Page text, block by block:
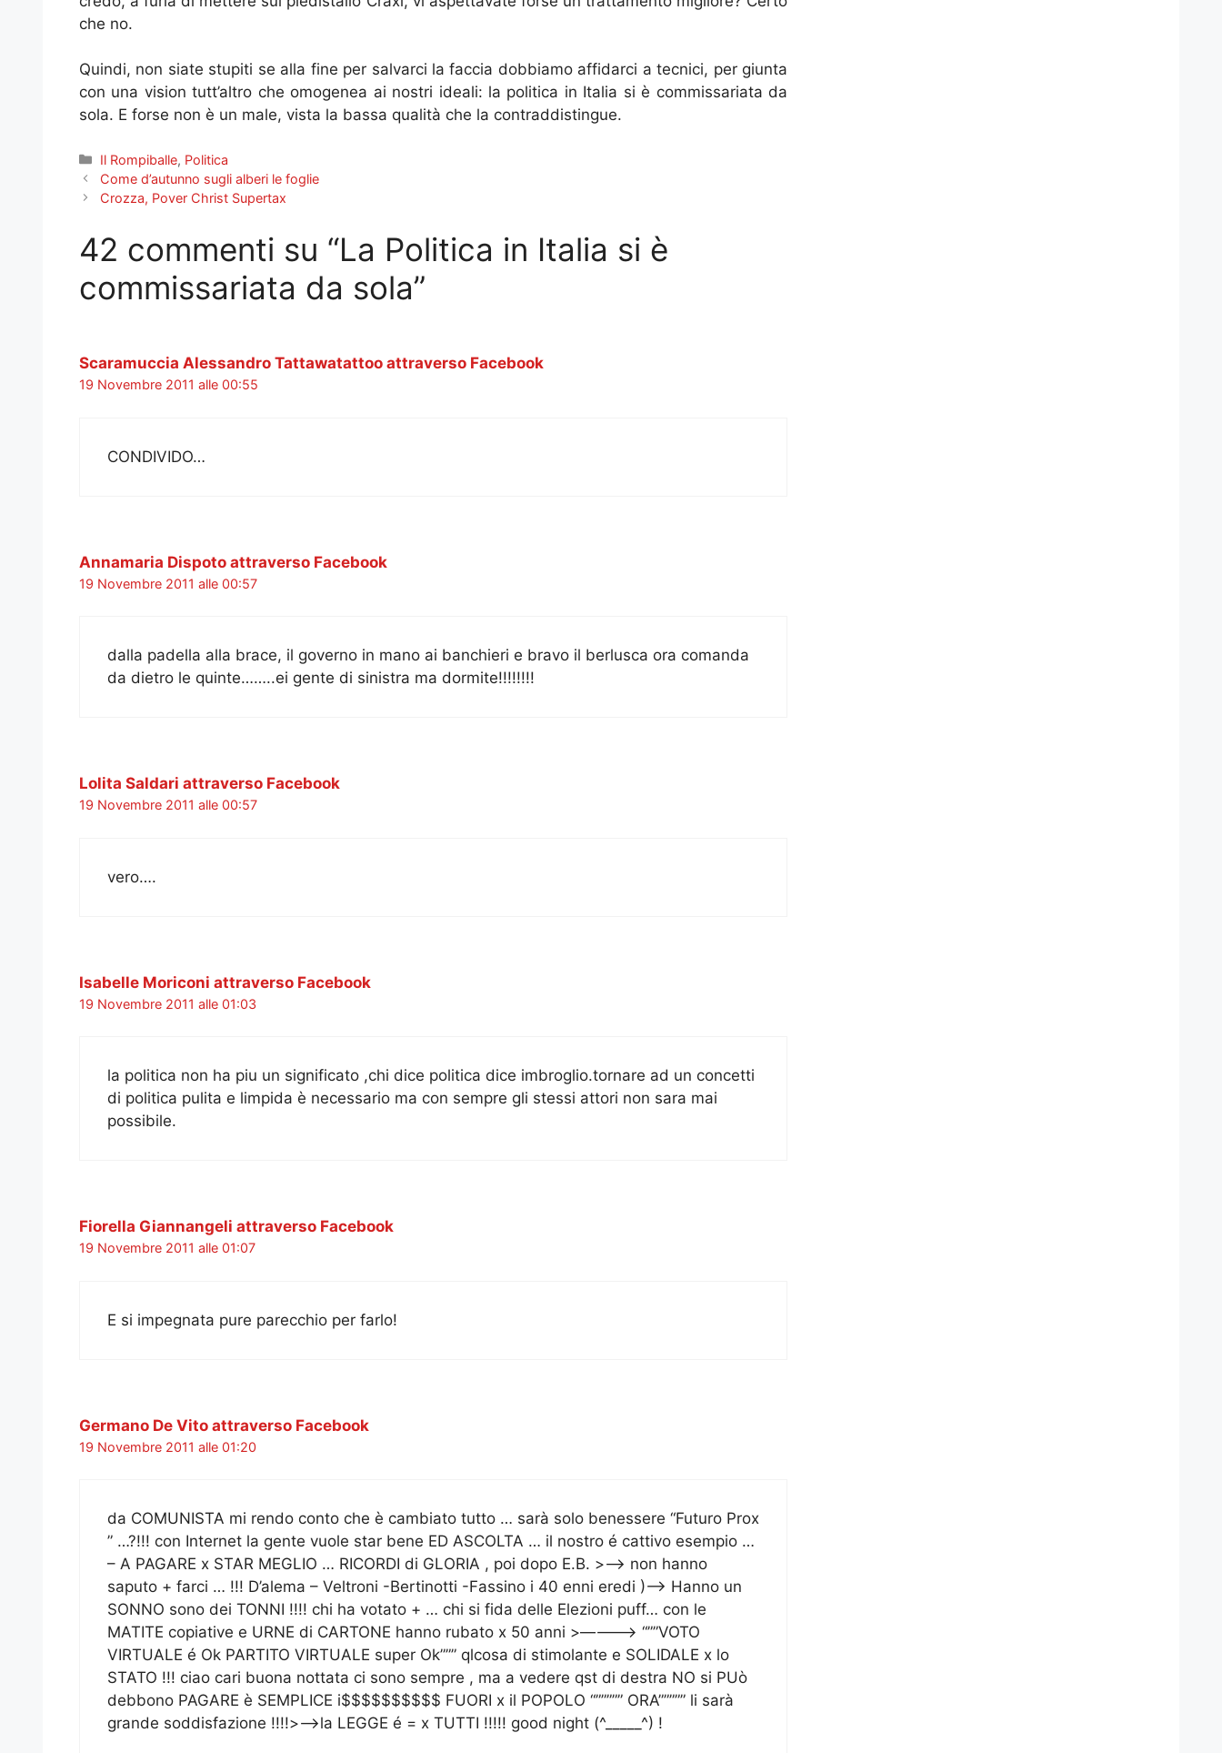
che no.
Quindi, non siate stupiti se alla fine per salvarci la faccia dobbiamo affidarci a tecnici, per giunta
con una vision tutt’altro che omogenea ai nostri ideali: la politica in Italia si è commissariata da
sola. E forse non è un male, vista la bassa qualità che la contraddistingue.
Categorie
Il Rompiballe, Politica
Come d’autunno sugli alberi le foglie
Crozza, Pover Christ Supertax
42 commenti su “La Politica in Italia si è
commissariata da sola”
Scaramuccia Alessandro Tattawatattoo attraverso Facebook
19 Novembre 2011 alle 00:55
CONDIVIDO…
Annamaria Dispoto attraverso Facebook
19 Novembre 2011 alle 00:57
dalla padella alla brace, il governo in mano ai banchieri e bravo il berlusca ora comanda
da dietro le quinte……..ei gente di sinistra ma dormite!!!!!!!!
Lolita Saldari attraverso Facebook
19 Novembre 2011 alle 00:57
vero….
Isabelle Moriconi attraverso Facebook
19 Novembre 2011 alle 01:03
la politica non ha piu un significato ,chi dice politica dice imbroglio.tornare ad un concetti
di politica pulita e limpida è necessario ma con sempre gli stessi attori non sara mai
possibile.
Fiorella Giannangeli attraverso Facebook
19 Novembre 2011 alle 01:07
E si impegnata pure parecchio per farlo!
Germano De Vito attraverso Facebook
19 Novembre 2011 alle 01:20
da COMUNISTA mi rendo conto che è cambiato tutto … sarà solo benessere “Futuro Prox
” …?!!! con Internet la gente vuole star bene ED ASCOLTA … il nostro é cattivo esempio …
– A PAGARE x STAR MEGLIO … RICORDI di GLORIA , poi dopo E.B. >—-> non hanno
saputo + farci … !!! D’alema – Veltroni -Bertinotti -Fassino i 40 enni eredi )—-> Hanno un
SONNO sono dei TONNI !!!! chi ha votato + … chi si fida delle Elezioni puff… con le
MATITE copiative e URNE di CARTONE hanno rubato x 50 anni >———-> “””VOTO
VIRTUALE é Ok PARTITO VIRTUALE super Ok””” qlcosa di stimolante e SOLIDALE x lo
STATO !!! ciao cari buona nottata ci sono sempre , ma a vedere qst di destra NO si PUò
debbono PAGARE è SEMPLICE i$$$$$$$$$$ FUORI x il POPOLO “””””” ORA””””” li sarà
grande soddisfazione !!!!>—>la LEGGE é = x TUTTI !!!!! good night (^_____^) !